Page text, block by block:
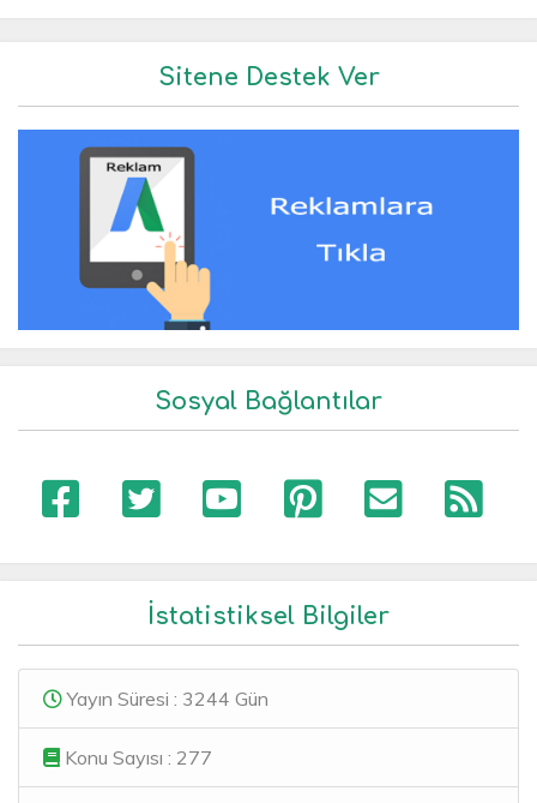
Sitene Destek Ver
Sosyal Bağlantılar
İstatistiksel Bilgiler
Yayın Süresi : 3244 Gün
Konu Sayısı : 277